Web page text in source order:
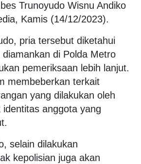
Trunoyudo Wisnu Andiko
Kamis (14/12/2023).
pria tersebut diketahui
diamankan di Polda Metro
pemeriksaan lebih lanjut.
membeberkan terkait
yang dilakukan oleh
anggota yang
selain dilakukan
kepolisian juga akan